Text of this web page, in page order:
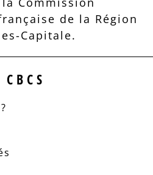
de la Région
Capitale.